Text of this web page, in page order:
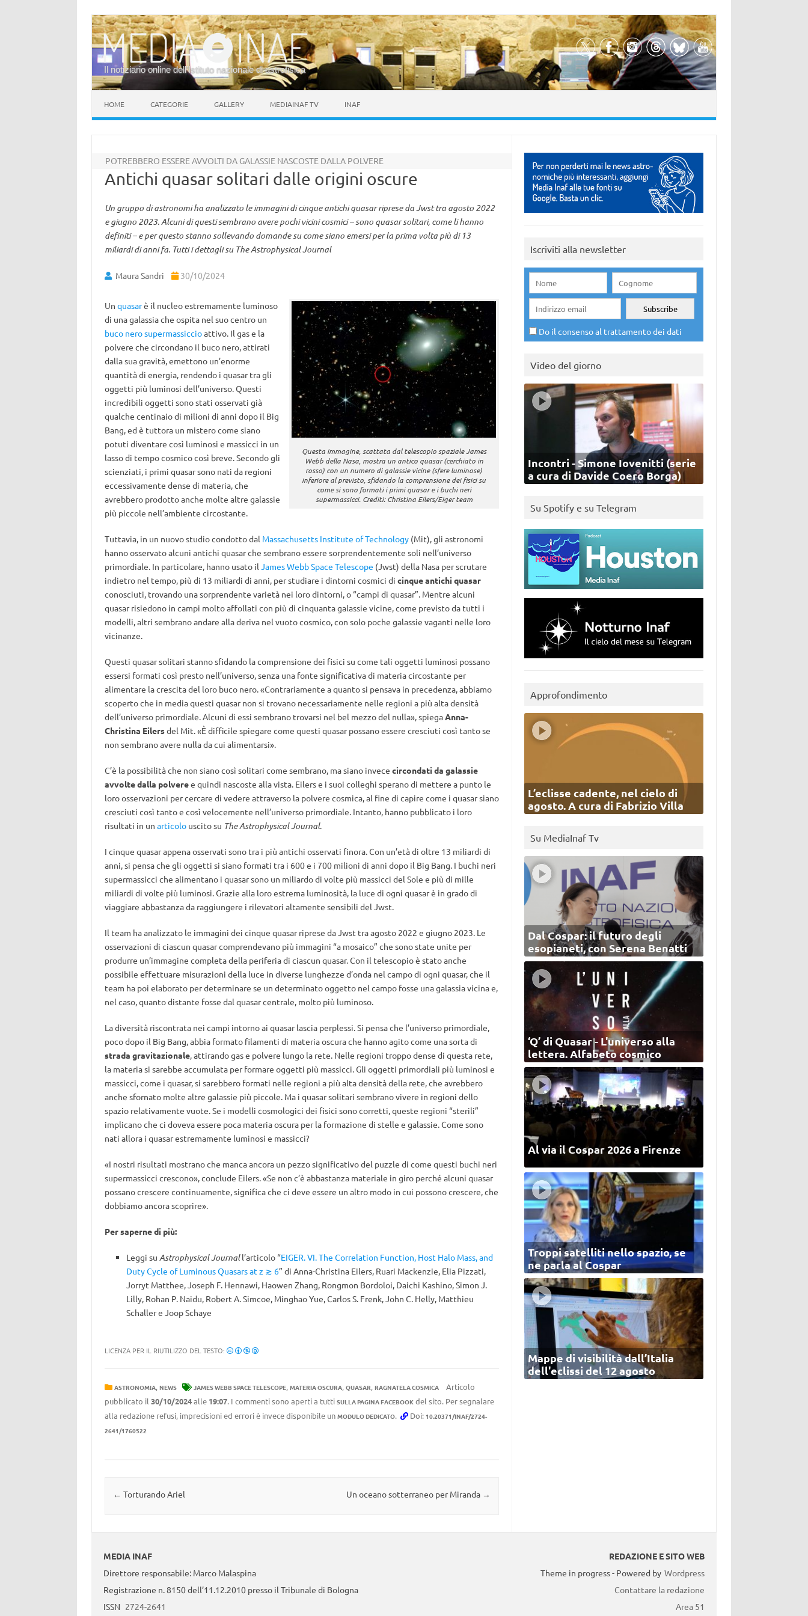
Il notiziario online dell’Istituto nazionale di astrofisica
HOME CATEGORIE GALLERY MEDIAINAF TV INAF
POTREBBERO ESSERE AVVOLTI DA GALASSIE NASCOSTE DALLA POLVERE
Antichi quasar solitari dalle origini oscure
Un gruppo di astronomi ha analizzato le immagini di cinque antichi quasar riprese da Jwst tra agosto 2022
e giugno 2023. Alcuni di questi sembrano avere pochi vicini cosmici – sono quasar solitari, come li hanno
definiti – e per questo stanno sollevando domande su come siano emersi per la prima volta più di 13
miliardi di anni fa. Tutti i dettagli su The Astrophysical Journal
Maura Sandri 30/10/2024
Questa immagine, scattata dal telescopio spaziale James
Webb della Nasa, mostra un antico quasar (cerchiato in
rosso) con un numero di galassie vicine (sfere luminose)
inferiore al previsto, sfidando la comprensione dei fisici su
come si sono formati i primi quasar e i buchi neri
supermassicci. Crediti: Christina Eilers/Eiger team
Un quasarè il nucleo estremamente luminoso
di una galassia che ospita nel suo centro un
buco nero supermassiccioattivo. Il gas e la
polvere che circondano il buco nero, attirati
dalla sua gravità, emettono un’enorme
quantità di energia, rendendo i quasar tra gli
oggetti più luminosi dell’universo. Questi
incredibili oggetti sono stati osservati già
qualche centinaio di milioni di anni dopo il Big
Bang, ed è tuttora un mistero come siano
potuti diventare così luminosi e massicci in un
lasso di tempo cosmico così breve. Secondo gli
scienziati, i primi quasar sono nati da regioni
eccessivamente dense di materia, che
avrebbero prodotto anche molte altre galassie
più piccole nell’ambiente circostante.
Tuttavia, in un nuovo studio condotto dal Massachusetts Institute of Technology(Mit), gli astronomi
hanno osservato alcuni antichi quasar che sembrano essere sorprendentemente soli nell’universo
primordiale. In particolare, hanno usato il James Webb Space Telescope (Jwst) della Nasa per scrutare
indietro nel tempo, più di 13 miliardi di anni, per studiare i dintorni cosmici di cinque antichi quasar
conosciuti, trovando una sorprendente varietà nei loro dintorni, o “campi di quasar”. Mentre alcuni
quasar risiedono in campi molto affollati con più di cinquanta galassie vicine, come previsto da tutti i
modelli, altri sembrano andare alla deriva nel vuoto cosmico, con solo poche galassie vaganti nelle loro
vicinanze.
Questi quasar solitari stanno sfidando la comprensione dei fisici su come tali oggetti luminosi possano
essersi formati così presto nell’universo, senza una fonte significativa di materia circostante per
alimentare la crescita del loro buco nero. «Contrariamente a quanto si pensava in precedenza, abbiamo
scoperto che in media questi quasar non si trovano necessariamente nelle regioni a più alta densità
dell’universo primordiale. Alcuni di essi sembrano trovarsi nel bel mezzo del nulla», spiegaAnna-
Christina Eilersdel Mit. «È difficile spiegare come questi quasar possano essere cresciuti così tanto se
non sembrano avere nulla da cui alimentarsi».
C’è la possibilità che non siano così solitari come sembrano, ma siano invece circondati da galassie
avvolte dalla polveree quindi nascoste alla vista. Eilers e i suoi colleghi sperano di mettere a punto le
loro osservazioni per cercare di vedere attraverso la polvere cosmica, al fine di capire come i quasar siano
cresciuti così tanto e così velocemente nell’universo primordiale. Intanto, hanno pubblicato i loro
risultati in un articolouscito su The Astrophysical Journal.
I cinque quasar appena osservati sono tra i più antichi osservati finora. Con un’età di oltre 13 miliardi di
anni, si pensa che gli oggetti si siano formati tra i 600 e i 700 milioni di anni dopo il Big Bang. I buchi neri
supermassicci che alimentano i quasar sono un miliardo di volte più massicci del Sole e più di mille
miliardi di volte più luminosi. Grazie alla loro estrema luminosità, la luce di ogni quasar è in grado di
viaggiare abbastanza da raggiungere i rilevatori altamente sensibili del Jwst.
Il team ha analizzato le immagini dei cinque quasar riprese da Jwst tra agosto 2022 e giugno 2023. Le
osservazioni di ciascun quasar comprendevano più immagini “a mosaico” che sono state unite per
produrre un’immagine completa della periferia di ciascun quasar. Con il telescopio è stato anche
possibile effettuare misurazioni della luce in diverse lunghezze d’onda nel campo di ogni quasar, che il
team ha poi elaborato per determinare se un determinato oggetto nel campo fosse una galassia vicina e,
nel caso, quanto distante fosse dal quasar centrale, molto più luminoso.
La diversità riscontrata nei campi intorno ai quasar lascia perplessi. Si pensa che l’universo primordiale,
poco dopo il Big Bang, abbia formato filamenti di materia oscura che hanno agito come una sorta di
strada gravitazionale, attirando gas e polvere lungo la rete. Nelle regioni troppo dense di questa rete,
la materia si sarebbe accumulata per formare oggetti più massicci. Gli oggetti primordiali più luminosi e
massicci, come i quasar, si sarebbero formati nelle regioni a più alta densità della rete, che avrebbero
anche sfornato molte altre galassie più piccole. Ma i quasar solitari sembrano vivere in regioni dello
spazio relativamente vuote. Se i modelli cosmologici dei fisici sono corretti, queste regioni “sterili”
implicano che ci doveva essere poca materia oscura per la formazione di stelle e galassie. Come sono
nati allora i quasar estremamente luminosi e massicci?
«I nostri risultati mostrano che manca ancora un pezzo significativo del puzzle di come questi buchi neri
supermassicci crescono», conclude Eilers. «Se non c’è abbastanza materiale in giro perché alcuni quasar
possano crescere continuamente, significa che ci deve essere un altro modo in cui possono crescere, che
dobbiamo ancora scoprire».
Per saperne di più:
Leggi su Astrophysical Journall’articolo “EIGER. VI. The Correlation Function, Host Halo Mass, and
Duty Cycle of Luminous Quasars at z ≳ 6” di Anna-Christina Eilers, Ruari Mackenzie, Elia Pizzati,
Jorryt Matthee, Joseph F. Hennawi, Haowen Zhang, Rongmon Bordoloi, Daichi Kashino, Simon J.
Lilly, Rohan P. Naidu, Robert A. Simcoe, Minghao Yue, Carlos S. Frenk, John C. Helly, Matthieu
Schaller e Joop Schaye
LICENZA PER IL RIUTILIZZO DEL TESTO:
ASTRONOMIA, NEWS JAMES WEBB SPACE TELESCOPE, MATERIA OSCURA, QUASAR, RAGNATELA COSMICA
Articolo
pubblicato il 30/10/2024alle 19:07. I commenti sono aperti a tutti SULLA PAGINA FACEBOOKdel sito. Per segnalare
alla redazione refusi, imprecisioni ed errori è invece disponibile un MODULO DEDICATO. Doi: 10.20371/INAF/2724-
2641/1760522
Navigazione articolo
← Torturando Ariel Un oceano sotterraneo per Miranda →
Iscriviti alla newsletter
Do il consenso al trattamento dei dati
Video del giorno
Incontri - Simone Iovenitti (serie
a cura di Davide Coero Borga)
Su Spotify e su Telegram
Approfondimento
L’eclisse cadente, nel cielo di
agosto. A cura di Fabrizio Villa
Su MediaInaf Tv
Dal Cospar: il futuro degli
esopianeti, con Serena Benatti
‘Q’ di Quasar - L'universo alla
lettera. Alfabeto cosmico
Al via il Cospar 2026 a Firenze
Troppi satelliti nello spazio, se
ne parla al Cospar
Mappe di visibilità dall’Italia
dell'eclissi del 12 agosto
MEDIA INAF
Direttore responsabile: Marco Malaspina
Registrazione n. 8150 dell’11.12.2010 presso il Tribunale di Bologna
ISSN 2724-2641
REDAZIONE E SITO WEB
Theme in progress - Powered by Wordpress
Contattare la redazione
Area 51